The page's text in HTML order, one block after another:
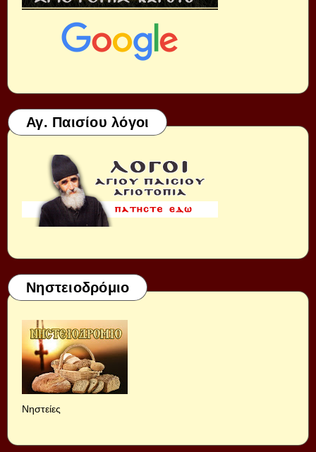
Αγ. Παισίου λόγοι
Νηστειοδρόμιο
Νηστείες